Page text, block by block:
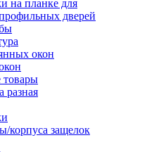
на планке для
дверей
окон
разная
корпуса защелок